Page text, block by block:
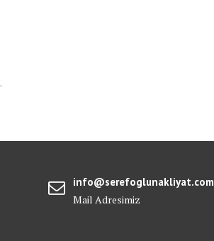
.
info@serefoglunakliyat.com
Mail Adresimiz